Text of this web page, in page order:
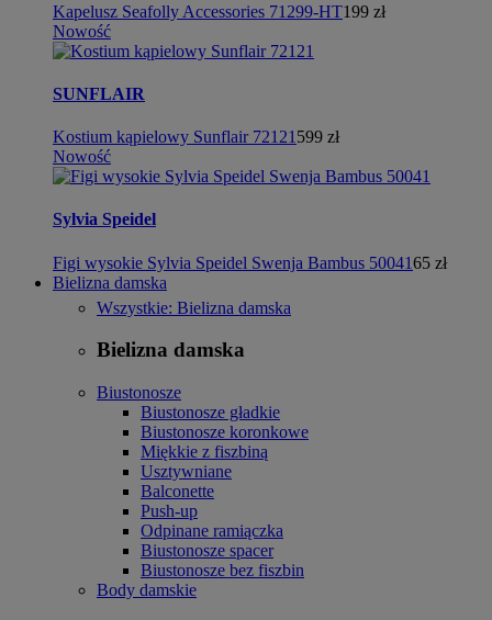
Kapelusz Seafolly Accessories 71299-HT199 zł
Nowość
SUNFLAIR
Kostium kąpielowy Sunflair 72121 599 zł
Nowość
Sylvia Speidel
Figi wysokie Sylvia Speidel Swenja Bambus 5004165 zł
Bielizna damska
Wszystkie: Bielizna damska
Bielizna damska
Biustonosze
Biustonosze gładkie
Biustonosze koronkowe
Miękkie z fiszbiną
Usztywniane
Balconette
Push-up
Odpinane ramiączka
Biustonosze spacer
Biustonosze bez fiszbin
Body damskie